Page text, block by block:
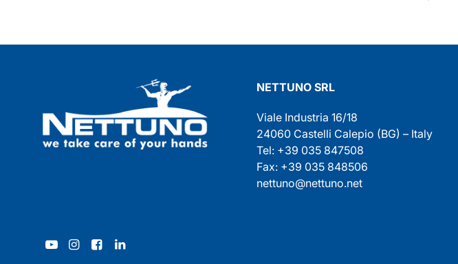
NETTUNO SRL
Viale Industria 16/18
24060 Castelli Calepio (BG) – Italy
Tel: +39 035 847508
Fax: +39 035 848506
nettuno@nettuno.net